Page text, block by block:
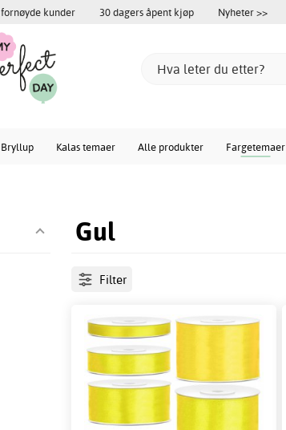
fornøyde kunder 30 dagers åpent kjøp Nyheter >>
Bryllup Kalas temaer Alle produkter Fargetemaer
Gul
Filter